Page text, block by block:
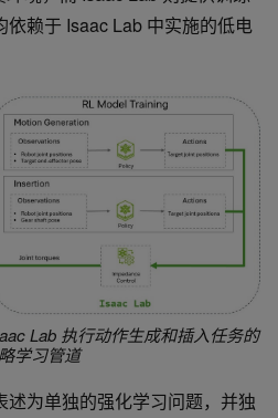
赖于 Isaac Lab 中实施的低电
Lab 执行动作生成和插入任务的
学习管道
为单独的强化学习问题，并独